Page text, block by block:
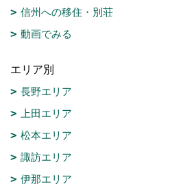
信州への移住・別荘
動画でみる
エリア別
長野エリア
上田エリア
松本エリア
諏訪エリア
伊那エリア